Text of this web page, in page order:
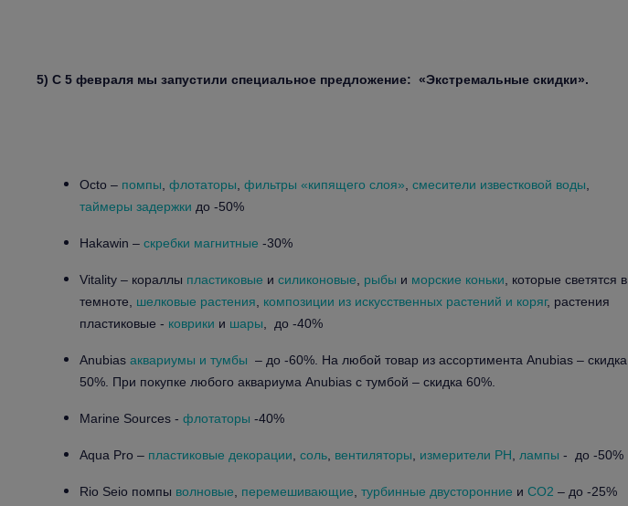
5) С 5 февраля мы запустили специальное предложение: «Экстремальные скидки».
Octo – помпы флотаторы фильтры «кипящего слоя» смесители известковой воды
таймеры задержки до -50%
Hakawin – скребки магнитные -30%
Vitality – кораллы пластиковые и силиконовые рыбы и морские коньки , которые светятся в
темноте, шелковые растения композиции из искусственных растений и коряг, растения
пластиковые - коврики и шары , до -40%
Anubias аквариумы и тумбы – до -60%. На любой товар из ассортимента Anubias – скидка
50%. При покупке любого аквариума Anubias c тумбой – скидка 60%.
Marine Sources - флотаторы -40%
Aqua Pro – пластиковые декорации соль вентиляторы измерители PH лампы - до -50%
Rio Seio помпы волновые перемешивающие турбинные двусторонние и CO2 – до -25%